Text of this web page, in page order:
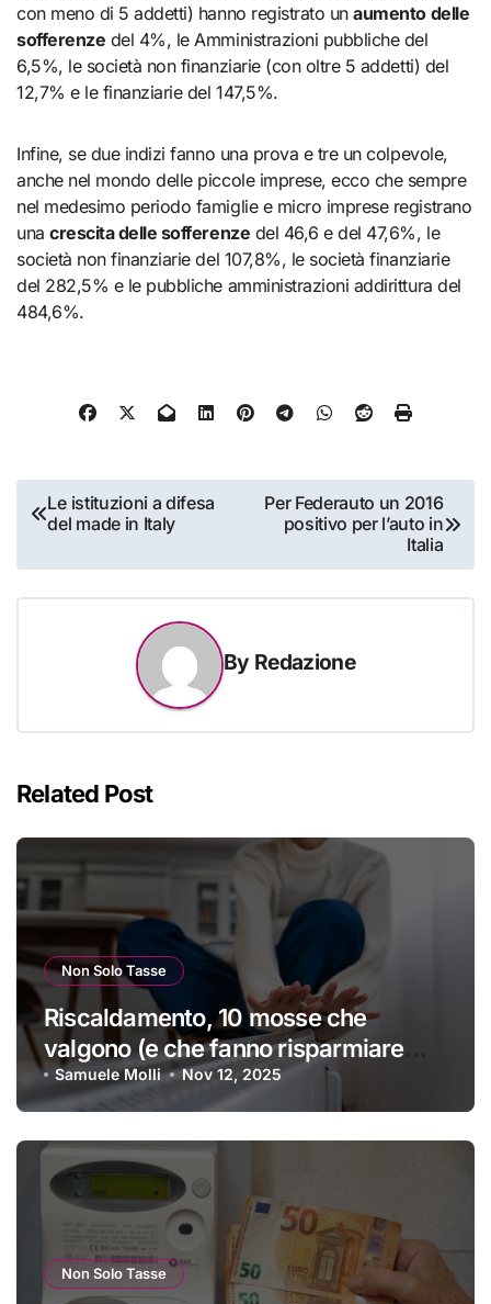
con meno di 5 addetti) hanno registrato unaumento delle
sofferenze del 4%, le Amministrazioni pubbliche del
6,5%, le società non finanziarie (con oltre 5 addetti) del
12,7% e le finanziarie del 147,5%.
Infine, se due indizi fanno una prova e tre un colpevole,
anche nel mondo delle piccole imprese, ecco che sempre
nel medesimo periodo famiglie e micro imprese registrano
unacrescita delle sofferenze del 46,6 e del 47,6%, le
società non finanziarie del 107,8%, le società finanziarie
del 282,5% e le pubbliche amministrazioni addirittura del
484,6%.
Navigazione
articoli
Le istituzioni a difesa
del made in Italy
Per Federauto un 2016
positivo per l’auto in
Italia
By Redazione
Related Post
Non Solo Tasse
Riscaldamento, 10 mosse che
valgono (e che fanno risparmiare
tanti soldini) | I trucchi migliori per
passare un inverno spettacolare
Samuele Molli Nov 12, 2025
Non Solo Tasse